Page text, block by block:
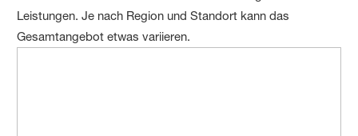
Leistungen. Je nach Region und Standort kann das
Gesamtangebot etwas variieren.